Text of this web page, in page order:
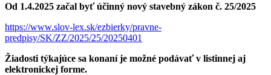
Od 1.4.2025 začal byť účinný nový stavebný zákon č. 25/2025
https://www.slov-lex.sk/ezbierky/pravne-
predpisy/SK/ZZ/2025/25/20250401
Žiadosti týkajúce sa konaní je možné podávať v listinnej aj
elektronickej forme.